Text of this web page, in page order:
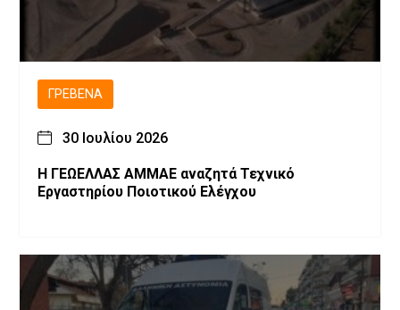
ΓΡΕΒΕΝΆ
30 Ιουλίου 2026
Η ΓΕΩΕΛΛΑΣ ΑΜΜΑΕ αναζητά Τεχνικό
Εργαστηρίου Ποιοτικού Ελέγχου